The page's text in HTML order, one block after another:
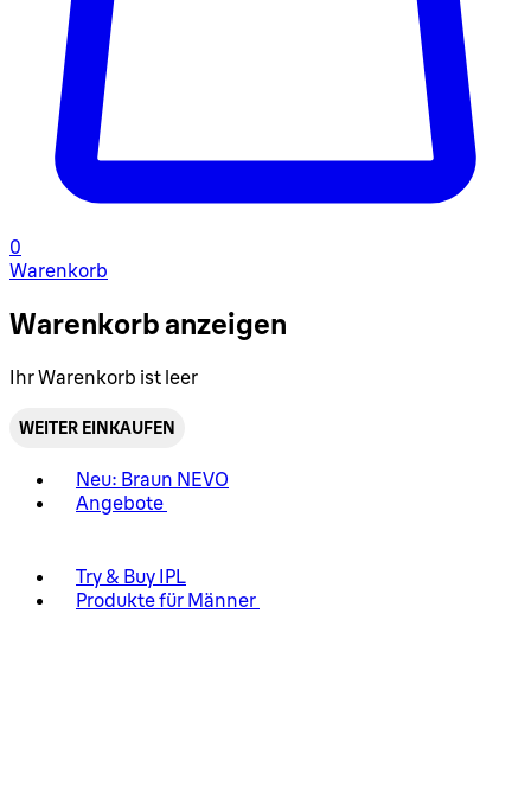
0
Warenkorb
Warenkorb anzeigen
Ihr Warenkorb ist leer
WEITER EINKAUFEN
Neu: Braun NEVO
Angebote
Try & Buy IPL
Produkte für Männer